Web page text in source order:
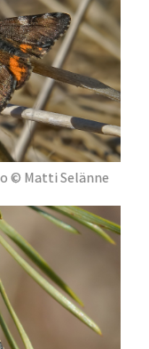
© Matti Selänne